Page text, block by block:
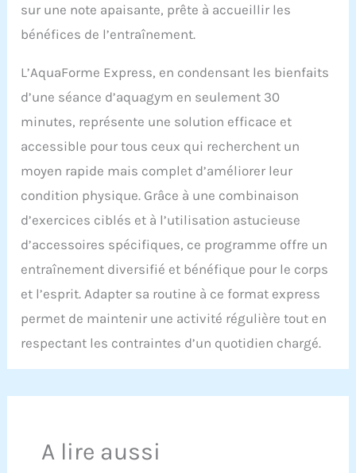
sur une note apaisante, prête à accueillir les
bénéfices de l’entraînement.
L’AquaForme Express, en condensant les bienfaits
d’une séance d’aquagym en seulement 30
minutes, représente une solution efficace et
accessible pour tous ceux qui recherchent un
moyen rapide mais complet d’améliorer leur
condition physique. Grâce à une combinaison
d’exercices ciblés et à l’utilisation astucieuse
d’accessoires spécifiques, ce programme offre un
entraînement diversifié et bénéfique pour le corps
et l’esprit. Adapter sa routine à ce format express
permet de maintenir une activité régulière tout en
respectant les contraintes d’un quotidien chargé.
A lire aussi